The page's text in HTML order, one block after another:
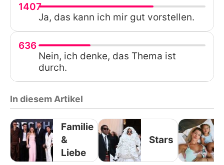
1407
Ja, das kann ich mir gut vorstellen.
636
Nein, ich denke, das Thema ist
durch.
In diesem Artikel
Familie
&
Liebe
Stars